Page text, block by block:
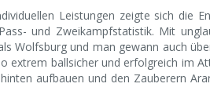
Leistungen zeigte sich die
und Zweikampfstatistik. Mit
Wolfsburg und man gewann auch
extrem ballsicher und erfolgreich im
aufbauen und den Zauberern